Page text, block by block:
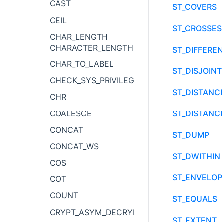
CAST
CEIL
CHAR_LENGTH
CHARACTER_LENGTH
CHAR_TO_LABEL
CHECK_SYS_PRIVILEGE
CHR
COALESCE
CONCAT
CONCAT_WS
COS
COT
COUNT
CRYPT_ASYM_DECRYPT
ST_COVERS
ST_CROSSES
ST_DISJOINT
ST_DUMP
ST_DWITHIN
ST_EQUALS
ST_EXTENT